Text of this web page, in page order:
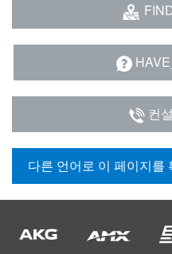
컨
다른 언어로 이 페이지를